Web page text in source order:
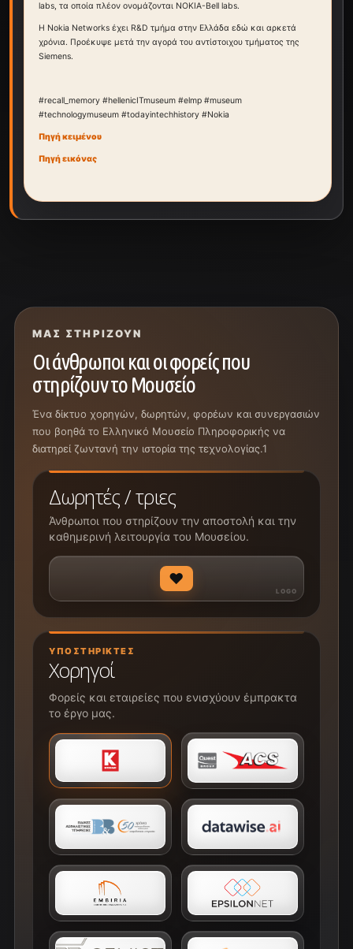
labs, τα οποία πλέον ονομάζονται NOKIA-Bell labs.
Η Nokia Networks έχει R&D τμήμα στην Ελλάδα εδώ και αρκετά
χρόνια. Προέκυψε μετά την αγορά του αντίστοιχου τμήματος της
Siemens.
#recall_memory #hellenicITmuseum #elmp #museum
#technologymuseum #todayintechhistory #Nokia
Πηγή κειμένου
Πηγή εικόνας
ΜΑΣ ΣΤΗΡΊΖΟΥΝ
Οι άνθρωποι και οι φορείς που
στηρίζουν το Μουσείο
Ένα δίκτυο χορηγών, δωρητών, φορέων και συνεργασιών
που βοηθά το Ελληνικό Μουσείο Πληροφορικής να
διατηρεί ζωντανή την ιστορία της τεχνολογίας.1
Δωρητές / τριες
Άνθρωποι που στηρίζουν την αποστολή και την
καθημερινή λειτουργία του Μουσείου.
♥
ΥΠΟΣΤΗΡΙΚΤΈΣ
Χορηγοί
Φορείς και εταιρείες που ενισχύουν έμπρακτα
το έργο μας.